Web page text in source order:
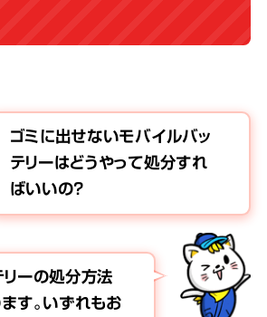
ゴミに出せないモバイルバッ
テリーはどうやって処分すれ
ばいいの？
ーの処分方法
す。いずれもお